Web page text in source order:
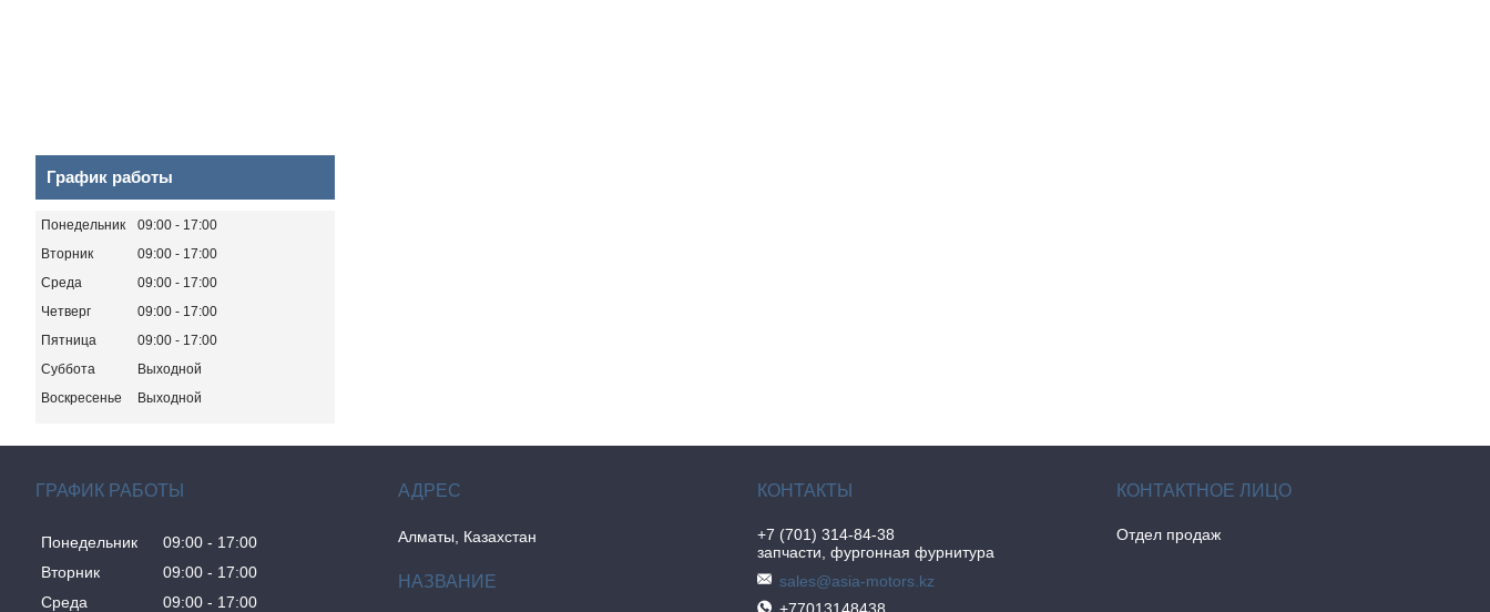
График работы
Понедельник 09:00
17:00
Вторник
09:00
17:00
Среда
09:00
17:00
Четверг
09:00
17:00
Пятница
09:00
17:00
Суббота
Выходной
Воскресенье
Выходной
ГРАФИК РАБОТЫ
Понедельник 09:00
17:00
Вторник
09:00
17:00
Среда
09:00 17:00
Алматы, Казахстан
+7 (701) 314-84-38
запчасти, фургонная фурнитура
sales@asia-motors.kz
Отдел продаж